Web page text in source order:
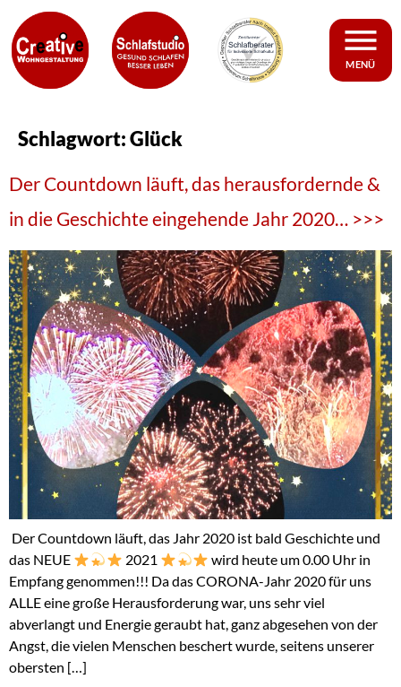
MENÜ
Schlagwort:Glück
Der Countdown läuft, das herausfordernde &
in die Geschichte eingehende Jahr 2020… >>>
­ Der Countdown läuft, das Jahr 2020 ist bald Geschichte und
das NEUE
2021
wird heute um 0.00 Uhr in
Empfang genommen!!! Da das CORONA-Jahr 2020 für uns
ALLE eine große Herausforderung war, uns sehr viel
abverlangt und Energie geraubt hat, ganz abgesehen von der
Angst, die vielen Menschen beschert wurde, seitens unserer
obersten […]